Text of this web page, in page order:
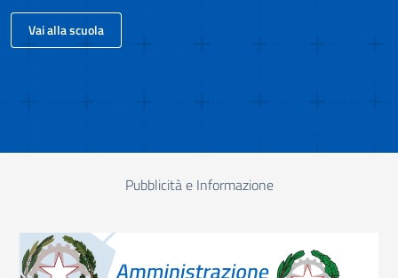
Vai alla scuola
Pubblicità e Informazione